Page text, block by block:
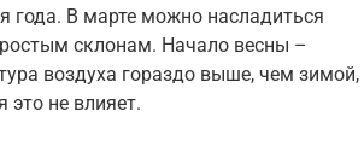
года. В марте можно насладиться
склонам. Начало весны –
воздуха гораздо выше, чем зимой,
это не влияет.